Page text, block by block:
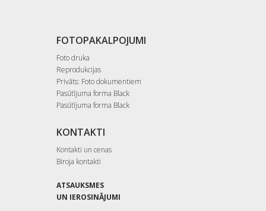
FOTOPAKALPOJUMI
Foto druka
Reprodukcijas
Privāts: Foto dokumentiem
Pasūtījuma forma Black
Pasūtījuma forma Black
KONTAKTI
Kontakti un cenas
Biroja kontakti
ATSAUKSMES
UN IEROSINĀJUMI